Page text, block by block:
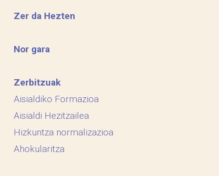
Zer da Hezten
Nor gara
Zerbitzuak
Aisialdiko Formazioa
Aisialdi Hezitzailea
Hizkuntza normalizazioa
Ahokularitza